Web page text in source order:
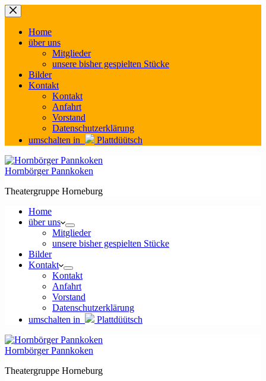
Zum
Inhalt
springenHome
über uns
Mitglieder
unsere bisher gespielten Stücke
Bilder
Kontakt
Kontakt
Anfahrt
Vorstand
Datenschutzerklärung
umschalten in
Plattdüütsch
Hornbörger Pannkoken
Theatergruppe Horneburg
Home
über uns
Mitglieder
unsere bisher gespielten Stücke
Bilder
Kontakt
Kontakt
Anfahrt
Vorstand
Datenschutzerklärung
umschalten in
Plattdüütsch
Hornbörger Pannkoken
Theatergruppe Horneburg